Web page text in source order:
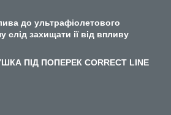
до ультрафіолетового
слід захищати ії від впливу
ПІД ПОПЕРЕК CORRECT LINE